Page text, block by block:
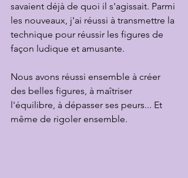
savaient déjà de quoi il s'agissait. Parmi
les nouveaux, j'ai réussi à transmettre la
technique pour réussir les figures de
façon ludique et amusante.
Nous avons réussi ensemble à créer
des belles figures, à maîtriser
l'équilibre, à dépasser ses peurs... Et
même de rigoler ensemble.